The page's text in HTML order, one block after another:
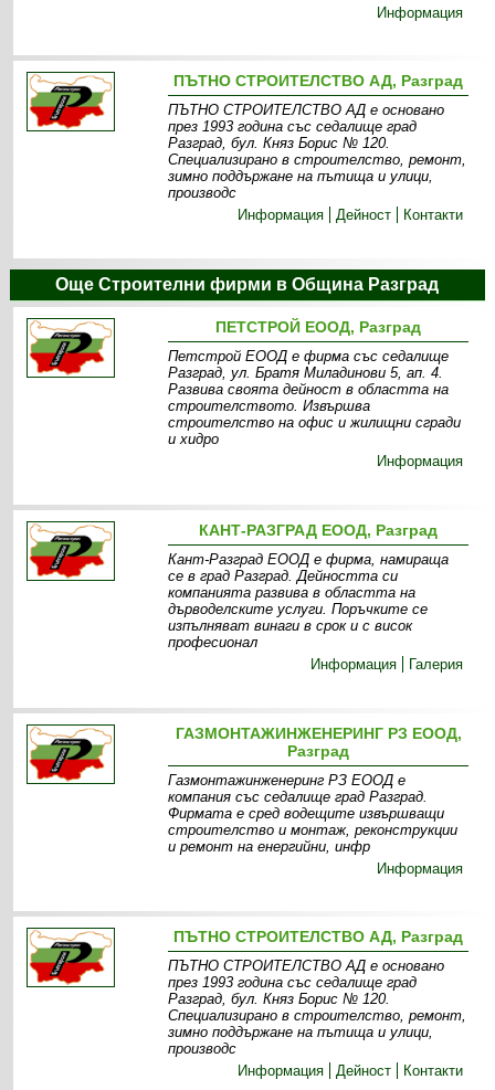
Информация
ПЪТНО СТРОИТЕЛСТВО АД, Разград
ПЪТНО СТРОИТЕЛСТВО АД е основано
през 1993 година със седалище град
Разград, бул. Княз Борис № 120.
Специализирано в строителство, ремонт,
зимно поддържане на пътища и улици,
производс
Информация
Дейност Контакти
Още Строителни фирми в Община Разград
ПЕТСТРОЙ ЕООД, Разград
Петстрой ЕООД е фирма със седалище
Разград, ул. Братя Миладинови 5, ап. 4.
Развива своята дейност в областта на
строителството. Извършва
строителство на офис и жилищни сгради
и хидро
Информация
КАНТ-РАЗГРАД ЕООД, Разград
Кант-Разград ЕООД е фирма, намираща
се в град Разград. Дейността си
компанията развива в областта на
дърводелските услуги. Поръчките се
изпълняват винаги в срок и с висок
професионал
Информация
Галерия
ГАЗМОНТАЖИНЖЕНЕРИНГ РЗ ЕООД,
Разград
Газмонтажинженеринг РЗ ЕООД е
компания със седалище град Разград.
Фирмата е сред водещите извършващи
строителство и монтаж, реконструкции
и ремонт на енергийни, инфр
Информация
ПЪТНО СТРОИТЕЛСТВО АД, Разград
ПЪТНО СТРОИТЕЛСТВО АД е основано
през 1993 година със седалище град
Разград, бул. Княз Борис № 120.
Специализирано в строителство, ремонт,
зимно поддържане на пътища и улици,
производс
Информация
Дейност Контакти